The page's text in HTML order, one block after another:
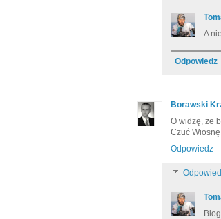
A
Odpowiedz
Borawski
O widzę, że
Czuć
Odpowiedz